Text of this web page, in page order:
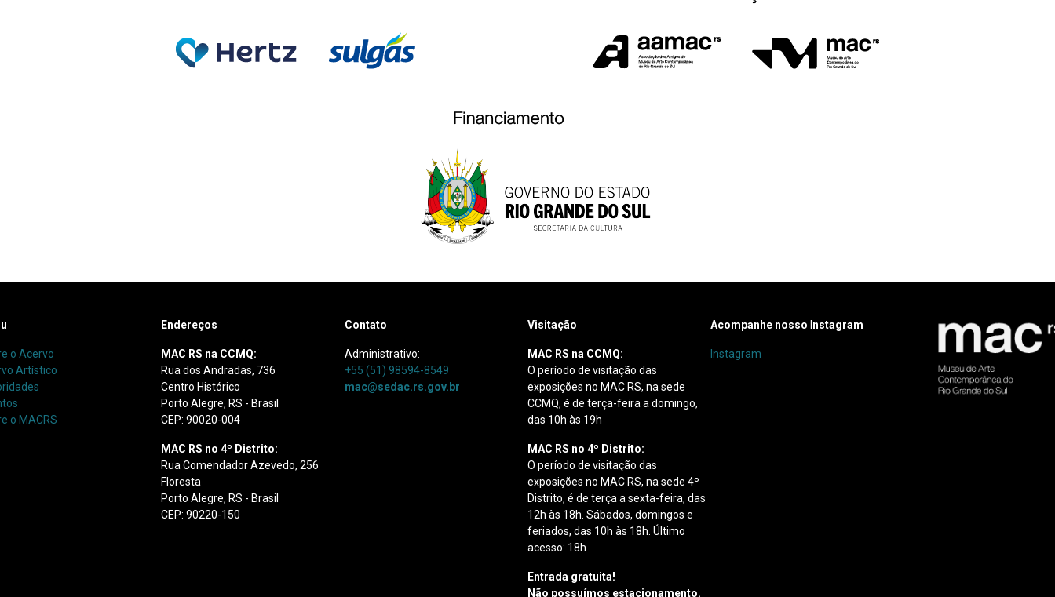
o Acervo
Artístico
o MACRS
Endereços
MAC RS na CCMQ:
Rua dos Andradas, 736
Centro Histórico
Porto Alegre, RS - Brasil
CEP: 90020-004
MAC RS no 4º Distrito:
Rua Comendador Azevedo, 256
Floresta
Porto Alegre, RS - Brasil
CEP: 90220-150
Contato
Administrativo:
+55 (51) 98594-8549
mac@sedac.rs.gov.br
Visitação
MAC RS na CCMQ:
O período de visitação das
exposições no MAC RS, na sede
CCMQ, é de terça-feira a domingo,
das 10h às 19h
MAC RS no 4º Distrito:
O período de visitação das
exposições no MAC RS, na sede 4º
Distrito, é de terça a sexta-feira, das
12h às 18h. Sábados, domingos e
feriados, das 10h às 18h. Último
acesso: 18h
Entrada gratuita!
Não possuímos estacionamento.
Acompanhe nosso nstagram
Instagram